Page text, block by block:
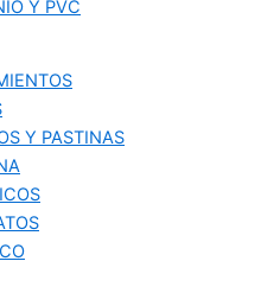
Y PVC
Y PASTINAS